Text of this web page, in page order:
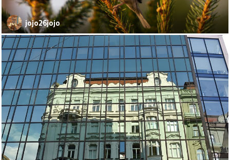
jojo26jojo